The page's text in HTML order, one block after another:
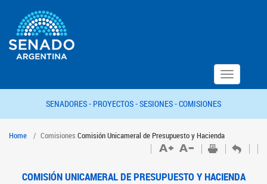
Toggle
navigation
SENADORES - PROYECTOS -SESIONES -COMISIONES
Home Comisiones Comisión Unicameral de Presupuesto y Hacienda
COMISIÓN UNICAMERAL DE PRESUPUESTO Y HACIENDA